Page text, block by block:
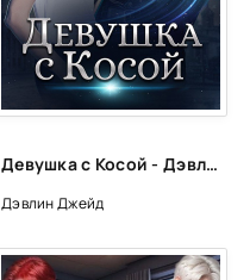
Девушка с Косой - Дэвлин Карбон, Джейд Карбон
Дэвлин Джейд